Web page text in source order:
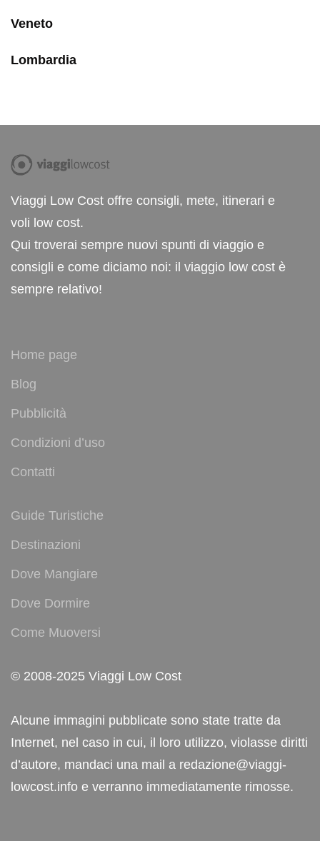
Veneto
Lombardia
Viaggi Low Cost offre consigli, mete, itinerari e
voli low cost.
Qui troverai sempre nuovi spunti di viaggio e
consigli e come diciamo noi: il viaggio low cost è
sempre relativo!
Home page
Blog
Pubblicità
Condizioni d’uso
Contatti
Guide Turistiche
Destinazioni
Dove Mangiare
Dove Dormire
Come Muoversi
© 2008-2025 Viaggi Low Cost
Alcune immagini pubblicate sono state tratte da
Internet, nel caso in cui, il loro utilizzo, violasse diritti
d’autore, mandaci una mail a redazione@viaggi-
lowcost.info e verranno immediatamente rimosse.